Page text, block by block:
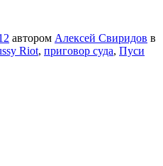
автором Алексей Свиридов в
Riot, приговор суда, Пуси